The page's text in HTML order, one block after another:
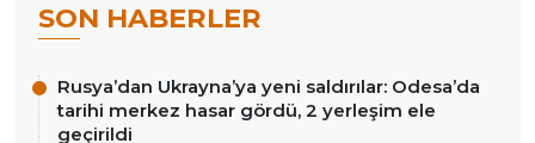
SON HABERLER
Rusya’dan Ukrayna’ya yeni saldırılar: Odesa’da
tarihi merkez hasar gördü, 2 yerleşim ele
geçirildi